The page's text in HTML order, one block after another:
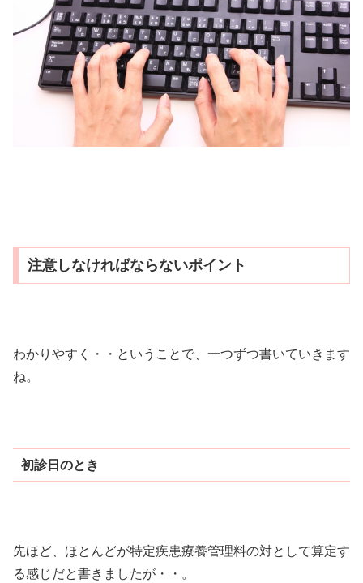
注意しなければならないポイント
わかりやすく・・ということで、一つずつ書いていきます
ね。
初診日のとき
先ほど、ほとんどが特定疾患療養管理料の対として算定す
る感じだと書きましたが・・。